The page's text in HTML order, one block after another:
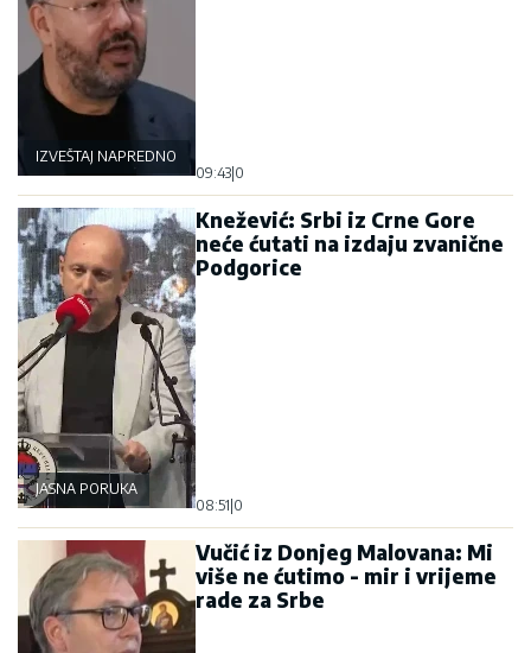
IZVEŠTAJ NAPREDNOG KLUBA
09:43|0
JASNA PORUKA
Knežević: Srbi iz Crne Gore
neće ćutati na izdaju zvanične
Podgorice
08:51|0
Vučić iz Donjeg Malovana: Mi
više ne ćutimo - mir i vrijeme
rade za Srbe